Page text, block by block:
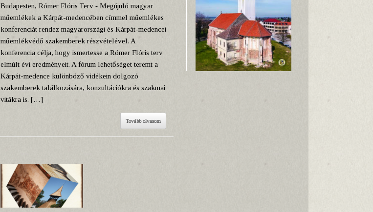
Budapesten, Rómer Flóris Terv ‑ Megújuló magyar
műemlékek a Kárpát-medencében címmel műemlékes
konferenciát rendez magyarországi és Kárpát-medencei
műemlékvédő szakemberek részvételével. A
konferencia célja, hogy ismertesse a Rómer Flóris terv
elmúlt évi eredményeit. A fórum lehetőséget teremt a
Kárpát-medence különböző vidékein dolgozó
szakemberek találkozására, konzultációkra és szakmai
vitákra is. […]
Tovább olvasom